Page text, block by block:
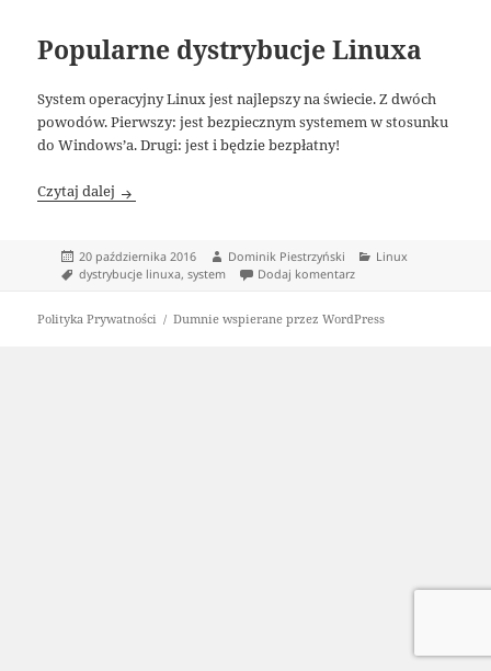
Popularne dystrybucje Linuxa
System operacyjny Linux jest najlepszy na świecie. Z dwóch
powodów. Pierwszy: jest bezpiecznym systemem w stosunku
do Windows’a. Drugi: jest i będzie bezpłatny!
Czytaj dalej Popularne dystrybucje Linuxa
Data
publikacji
20 października 2016 Autor
Dominik Piestrzyński Kategorie
Linux
Tagi
dystrybucje linuxa, system Dodaj komentarzdo Popularne
Polityka Prywatności Dumnie wspierane przez WordPress